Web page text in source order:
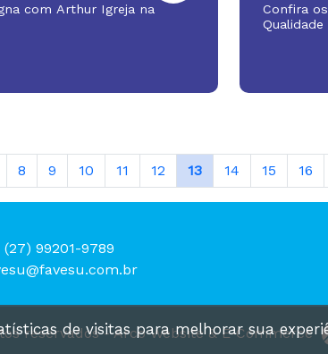
com Arthur Igreja na
Confira
Qualidade
8 9 10 11 12 13 14 15 16
(27) 99201-9789
reservados - Arco Website & E-Commerce
de visitas para melhorar sua